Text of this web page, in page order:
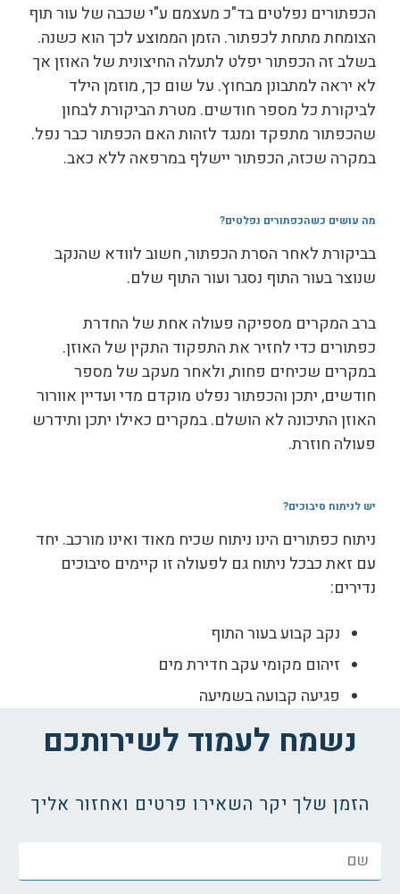
הכפתורים נפלטים בד"כ מעצמם ע"י שכבה של עור תוף
הצומחת מתחת לכפתור. הזמן הממוצע לכך הוא כשנה.
בשלב זה הכפתור יפלט לתעלה החיצונית של האוזן אך
לא יראה למתבונן מבחוץ. על שום כך, מוזמן הילד
לביקורת כל מספר חודשים. מטרת הביקורת לבחון
שהכפתור מתפקד ומנגד לזהות האם הכפתור כבר נפל.
במקרה שכזה, הכפתור יישלף במרפאה ללא כאב.
מה עושים כשהכפתורים נפלטים?
בביקורת לאחר הסרת הכפתור, חשוב לוודא שהנקב
שנוצר בעור התוף נסגר ועור התוף שלם.
ברב המקרים מספיקה פעולה אחת של החדרת
כפתורים כדי לחזיר את התפקוד התקין של האוזן.
במקרים שכיחים פחות, ולאחר מעקב של מספר
חודשים, יתכן והכפתור נפלט מוקדם מדי ועדיין אוורור
האוזן התיכונה לא הושלם. במקרים כאילו יתכן ותידרש
פעולה חוזרת.
יש לניתוח סיבוכים?
ניתוח כפתורים הינו ניתוח שכיח מאוד ואינו מורכב. יחד
עם זאת כבכל ניתוח גם לפעולה זו קיימים סיבוכים
נדירים:
נקב קבוע בעור התוף
זיהום מקומי עקב חדירת מים
פגיעה קבועה בשמיעה
נשמח לעמוד לשירותכם
הזמן שלך יקר השאירו פרטים ואחזור אליך